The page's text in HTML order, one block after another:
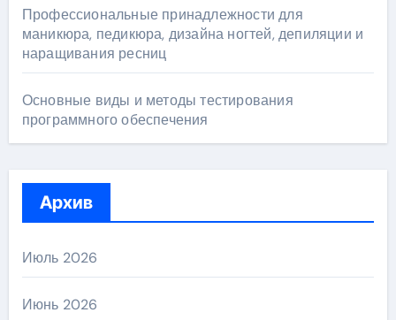
Профессиональные принадлежности для
маникюра, педикюра, дизайна ногтей, депиляции и
наращивания ресниц
Основные виды и методы тестирования
программного обеспечения
Архив
Июль 2026
Июнь 2026